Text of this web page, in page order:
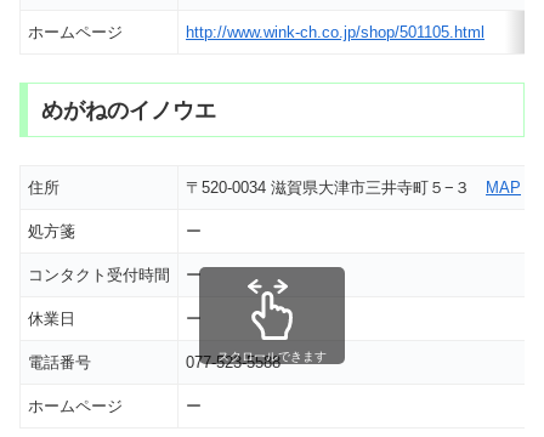
ホームページ http://www.wink-ch.co.jp/shop/501105.html
めがねのイノウエ
住所 〒520-0034 滋賀県大津市三井寺町５−３ MAP
処方箋 ー
コンタクト受付時間 ー
休業日 ー
電話番号 077-523-5588
ホームページ ー
スクロールできます